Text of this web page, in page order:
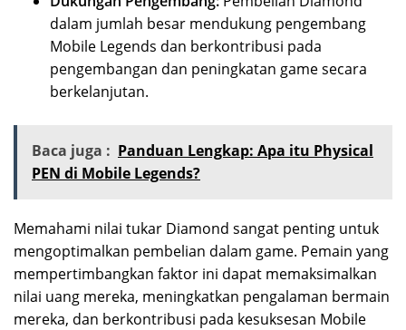
dalam jumlah besar mendukung pengembang
Mobile Legends dan berkontribusi pada
pengembangan dan peningkatan game secara
berkelanjutan.
Baca juga : Panduan Lengkap: Apa itu Physical
PEN di Mobile Legends?
Memahami nilai tukar Diamond sangat penting untuk
mengoptimalkan pembelian dalam game. Pemain yang
mempertimbangkan faktor ini dapat memaksimalkan
nilai uang mereka, meningkatkan pengalaman bermain
mereka, dan berkontribusi pada kesuksesan Mobile